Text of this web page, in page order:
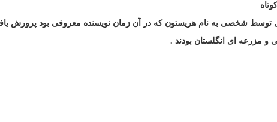
توسط شخصی به نام هریستون که در آن زمان نویسنده معروفی بود پرورش
و مزرعه ای انگلستان بودند .